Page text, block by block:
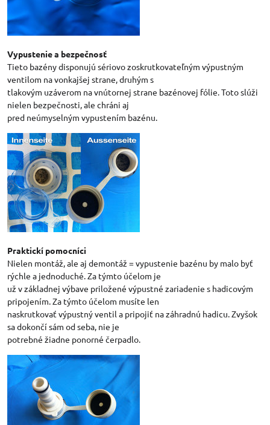
Vypustenie a bezpečnosť
Tieto bazény disponujú sériovo zoskrutkovateľným výpustným
ventilom na vonkajšej strane, druhým s
tlakovým uzáverom na vnútornej strane bazénovej fólie. Toto slúži
nielen bezpečnosti, ale chráni aj
pred neúmyselným vypustením bazénu.
Praktickí pomocníci
Nielen montáž, ale aj demontáž = vypustenie bazénu by malo byť
rýchle a jednoduché. Za týmto účelom je
už v základnej výbave priložené výpustné zariadenie s hadicovým
pripojením. Za týmto účelom musíte len
naskrutkovať výpustný ventil a pripojiť na záhradnú hadicu. Zvyšok
sa dokončí sám od seba, nie je
potrebné žiadne ponorné čerpadlo.